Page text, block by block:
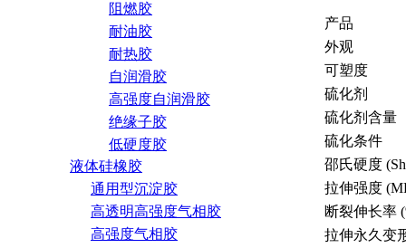
阻燃胶
耐油胶
耐热胶
自润滑胶
高强度自润滑胶
绝缘子胶
低硬度胶
液体硅橡胶
通用型沉淀胶
高透明高强度气相胶
高强度气相胶
产品
外观
可塑度
硫化剂
硫化剂含量
硫化条件
邵氏硬度
拉伸强度
断裂伸长率
拉伸永久变